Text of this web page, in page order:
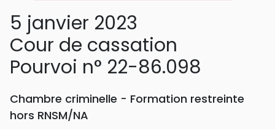
5 janvier 2023
Cour de cassation
Pourvoi n° 22-86.098
Chambre criminelle - Formation restreinte
hors RNSM/NA